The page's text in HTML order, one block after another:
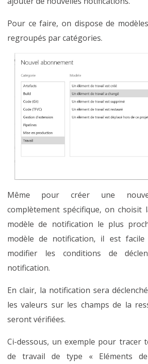
Pour ce faire, on dispose de
regroupés par catégories.
Même pour créer une
complètement spécifique, on choisit
modèle de notification le plus
modèle de notification, il est facile
modifier les conditions de
notification.
En clair, la notification sera
les valeurs sur les champs de la
seront vérifiées.
Ci-dessous, un exemple pour tracer
de travail de type « Eléments